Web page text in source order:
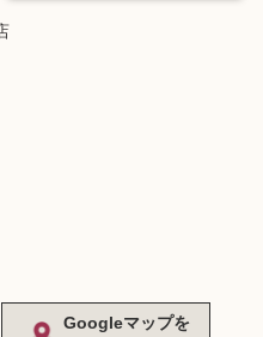
Googleマップを